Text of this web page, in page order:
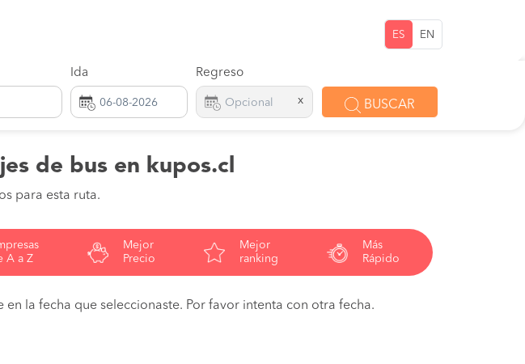
ES EN
Ida Regreso
x BUSCAR
de bus en kupos.cl
para esta ruta.
A a Z
Mejor
Precio
Mejor
ranking
Más
Rápido
en la fecha que seleccionaste. Por favor intenta con otra fecha.